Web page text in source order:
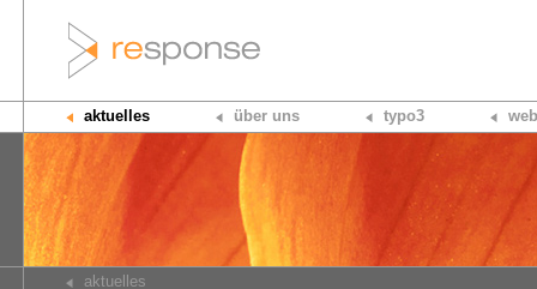
aktuelles über uns typo3
aktuelles